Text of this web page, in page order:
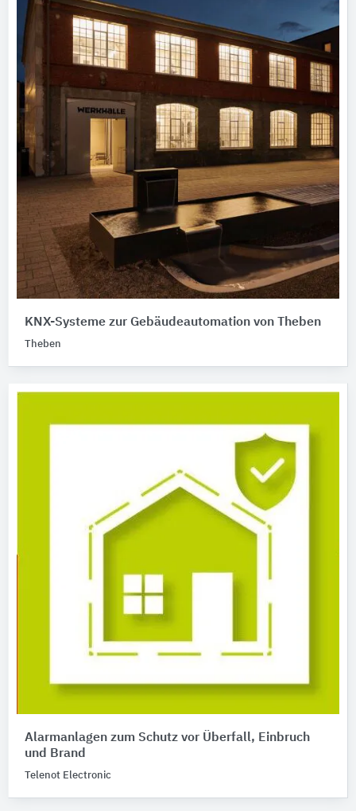
KNX-Systeme zur Gebäudeautomation von Theben
Theben
Alarmanlagen zum Schutz vor Überfall, Einbruch
und Brand
Telenot Electronic